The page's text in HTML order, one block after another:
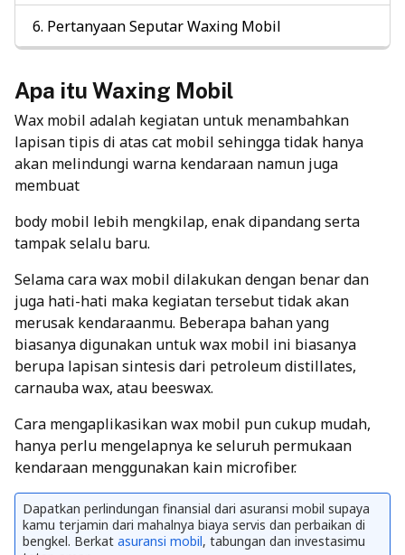
Pertanyaan Seputar Waxing Mobil
Apa itu Waxing Mobil
Wax mobil adalah kegiatan untuk menambahkan
lapisan tipis di atas cat mobil sehingga tidak hanya
akan melindungi warna kendaraan namun juga
membuat
body mobil lebih mengkilap, enak dipandang serta
tampak selalu baru.
Selama cara wax mobil dilakukan dengan benar dan
juga hati-hati maka kegiatan tersebut tidak akan
merusak kendaraanmu. Beberapa bahan yang
biasanya digunakan untuk wax mobil ini biasanya
berupa lapisan sintesis dari petroleum distillates,
carnauba wax, atau beeswax.
Cara mengaplikasikan wax mobil pun cukup mudah,
hanya perlu mengelapnya ke seluruh permukaan
kendaraan menggunakan kain microfiber.
Dapatkan perlindungan finansial dari asuransi mobil supaya
kamu terjamin dari mahalnya biaya servis dan perbaikan di
bengkel. Berkat asuransi mobil, tabungan dan investasimu